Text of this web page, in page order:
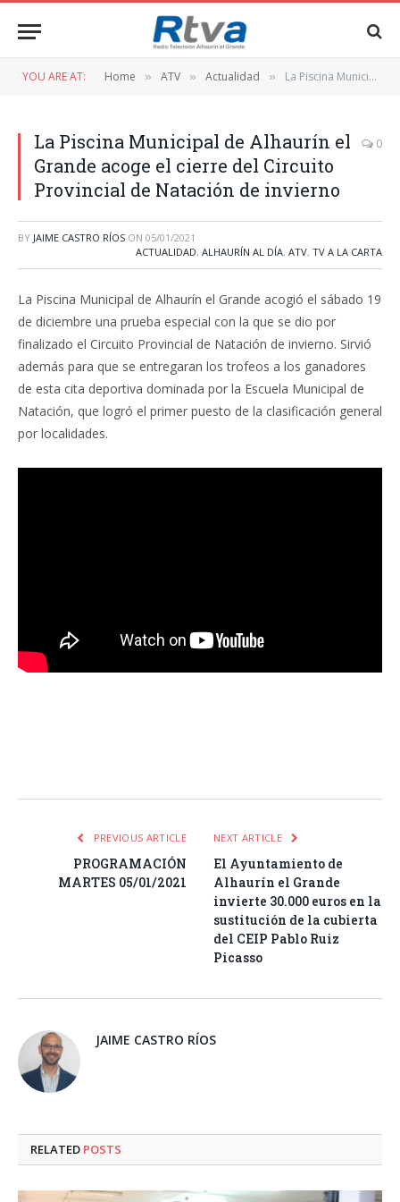
YOU ARE AT: Home » ATV » Actualidad » La Piscina Municipal de Alhaurín el Grande acoge el cierre del Circuito Provincial de Natación de invierno
La Piscina Municipal de Alhaurín el
Grande acoge el cierre del Circuito
Provincial de Natación de invierno
0
BY JAIME CASTRO RÍOS ON 05/01/2021
ACTUALIDAD, ALHAURÍN AL DÍA, ATV, TV A LA CARTA
La Piscina Municipal de Alhaurín el Grande acogió el sábado 19
de diciembre una prueba especial con la que se dio por
finalizado el Circuito Provincial de Natación de invierno. Sirvió
además para que se entregaran los trofeos a los ganadores
de esta cita deportiva dominada por la Escuela Municipal de
Natación, que logró el primer puesto de la clasificación general
por localidades.
PREVIOUS ARTICLE
PROGRAMACIÓN
MARTES 05/01/2021
NEXT ARTICLE
El Ayuntamiento de
Alhaurín el Grande
invierte 30.000 euros en la
sustitución de la cubierta
del CEIP Pablo Ruiz
Picasso
JAIME CASTRO RÍOS
RELATED POSTS